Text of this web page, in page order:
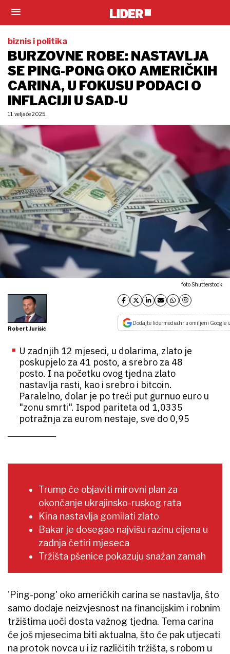
biznis i politika
BURZOVNE ROBE: NASTAVLJA
SE PING-PONG OKO AMERIČKIH
CARINA, U FOKUSU PODACI O
INFLACIJI U SAD-U
11. veljače 2025.
foto Shutterstock
Robert Jurišić
Dodajte lidermedia.hr u omiljeni Google
U zadnjih 12 mjeseci, u dolarima, zlato je
poskupjelo za 41 posto, a srebro za 48
posto. I na početku ovog tjedna zlato
nastavlja rasti, kao i srebro i bitcoin.
Paralelno, dolar je po treći put gurnuo euro u
"zonu smrti". Ispod pariteta od 1,0335
potražnja za eurom nestaje, sve do 0,95
Trump će objaviti mirovni plan za
okončanje ukrajinsko-ruskog rata
Kina nastavlja gomilati zlato
Bakar je dosegao najvišu razinu cijena u
zadnja četiri mjeseca
Tržišta pšenice pokazuju snažan zamah
'Ping-pong' oko američkih carina se nastavlja, što
samo dodaje neizvjesnost na financijskim i robnim
tržištima uoči dosta važnog tjedna. Tema carina
će još mjesecima biti aktualna, što će pak utjecati
na protok novca u i iz različitih tržišta, s robom u